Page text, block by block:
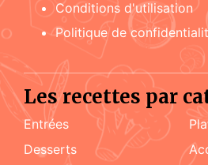
Conditions d'utilisation
Politique de
Les recettes par
Entrées
Desserts